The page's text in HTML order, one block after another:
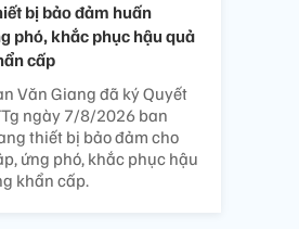
bị bảo đảm huấn
phó, khắc phục hậu quả
cấp
Văn Giang đã ký Quyết
ngày 7/8/2026 ban
thiết bị bảo đảm cho
ứng phó, khắc phục hậu
khẩn cấp.